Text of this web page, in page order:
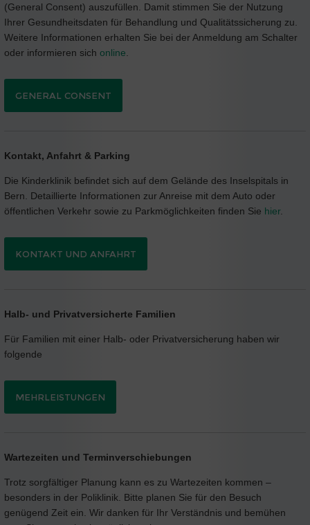
(General Consent) auszufüllen. Damit stimmen Sie der Nutzung
Ihrer Gesundheitsdaten für Behandlung und Qualitätssicherung zu.
Weitere Informationen erhalten Sie bei der Anmeldung am Schalter
oder informieren sich online
GENERAL CONSENT
Kontakt, Anfahrt & Parking
Die Kinderklinik befindet sich auf dem Gelände des Inselspitals in
Bern. Detaillierte Informationen zur Anreise mit dem Auto oder
öffentlichen Verkehr sowie zu Parkmöglichkeiten finden Sie hier.
KONTAKT UND ANFAHRT
Halb- und Privatversicherte Familien
Für Familien mit einer Halb- oder Privatversicherung haben wir
folgende
MEHRLEISTUNGEN
Wartezeiten und Terminverschiebungen
Trotz sorgfältiger Planung kann es zu Wartezeiten kommen –
besonders in der Poliklinik. Bitte planen Sie für den Besuch
genügend Zeit ein. Wir danken für Ihr Verständnis und bemühen